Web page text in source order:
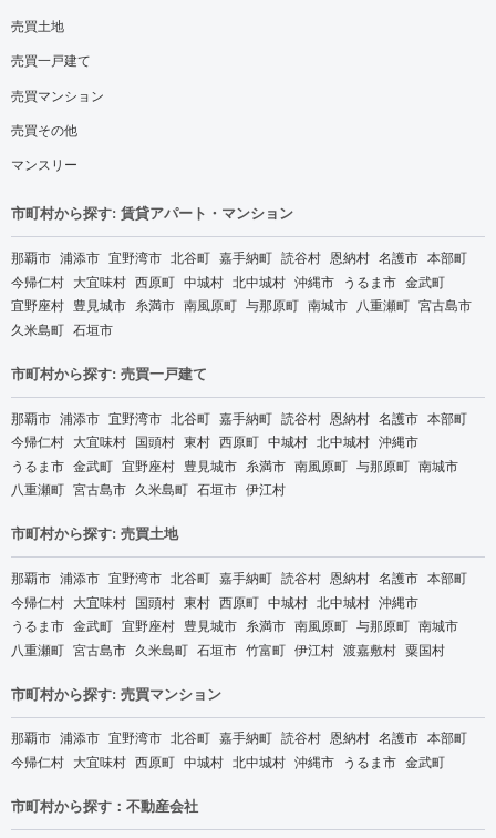
売買土地
売買一戸建て
売買マンション
売買その他
マンスリー
市町村から探す: 賃貸アパート・マンション
那覇市 浦添市 宜野湾市 北谷町 嘉手納町 読谷村 恩納村 名護市 本部町
今帰仁村 大宜味村 西原町 中城村 北中城村 沖縄市 うるま市 金武町
宜野座村 豊見城市 糸満市 南風原町 与那原町 南城市 八重瀬町 宮古島市
久米島町 石垣市
市町村から探す: 売買一戸建て
那覇市 浦添市 宜野湾市 北谷町 嘉手納町 読谷村 恩納村 名護市 本部町
今帰仁村 大宜味村 国頭村 東村 西原町 中城村 北中城村 沖縄市
うるま市 金武町 宜野座村 豊見城市 糸満市 南風原町 与那原町 南城市
八重瀬町 宮古島市 久米島町 石垣市 伊江村
市町村から探す: 売買土地
那覇市 浦添市 宜野湾市 北谷町 嘉手納町 読谷村 恩納村 名護市 本部町
今帰仁村 大宜味村 国頭村 東村 西原町 中城村 北中城村 沖縄市
うるま市 金武町 宜野座村 豊見城市 糸満市 南風原町 与那原町 南城市
八重瀬町 宮古島市 久米島町 石垣市 竹富町 伊江村 渡嘉敷村 粟国村
市町村から探す: 売買マンション
那覇市 浦添市 宜野湾市 北谷町 嘉手納町 読谷村 恩納村 名護市 本部町
今帰仁村 大宜味村 西原町 中城村 北中城村 沖縄市 うるま市 金武町
市町村から探す：不動産会社